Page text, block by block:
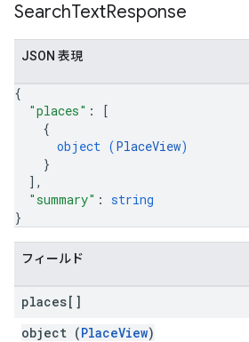
SearchTextResponse
JSON 表現
{
"places" :
[
{
object (PlaceView)
}
] ,
"summary" : string
}
フィールド
places[]
object (PlaceView)